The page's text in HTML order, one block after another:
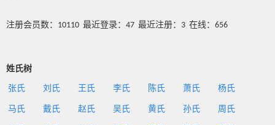
注册会员数：10110 最近登录：47 最近注册：3 在线：656
姓氏树
张氏 刘氏 王氏 李氏 陈氏 萧氏 杨氏
马氏 戴氏 赵氏 吴氏 黄氏 孙氏 周氏